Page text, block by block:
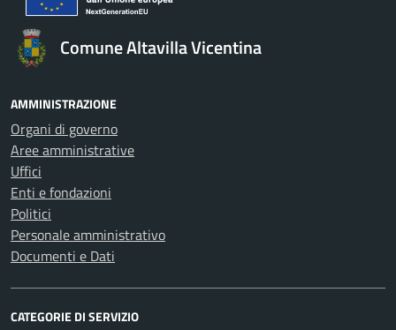
Comune Altavilla Vicentina
AMMINISTRAZIONE
Organi di governo
Aree amministrative
Uffici
Enti e fondazioni
Politici
Personale amministrativo
Documenti e Dati
CATEGORIE DI SERVIZIO